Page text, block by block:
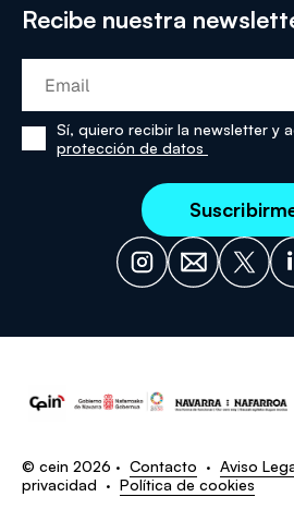
Recibe nuestra
he
Sí, quiero recibir la newsletter y
protección de datos
© cein 2026 · Contacto · Aviso
privacidad · Política de cookies